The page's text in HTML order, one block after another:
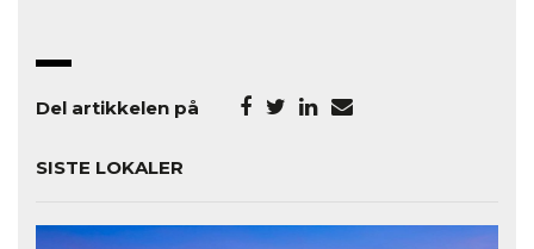
Del artikkelen på
SISTE LOKALER